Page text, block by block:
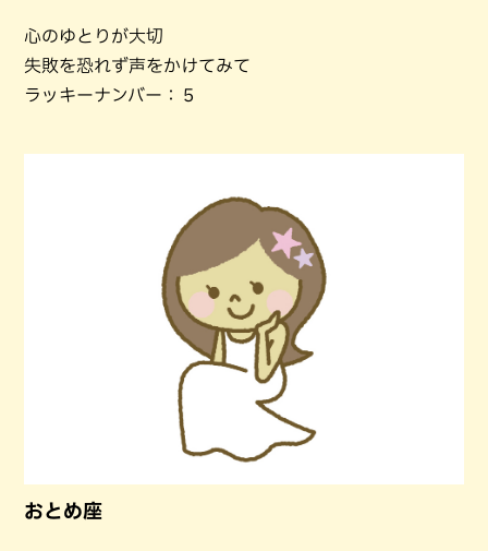
心のゆとりが大切
失敗を恐れず声をかけてみて
ラッキーナンバー：５
おとめ座